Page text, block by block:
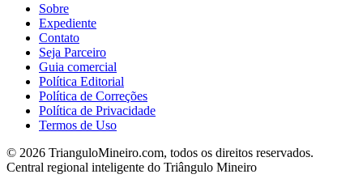
Sobre
Expediente
Contato
Seja Parceiro
Guia comercial
Política Editorial
Política de Correções
Política de Privacidade
Termos de Uso
© 2026 TrianguloMineiro.com, todos os direitos reservados.
Central regional inteligente do Triângulo Mineiro